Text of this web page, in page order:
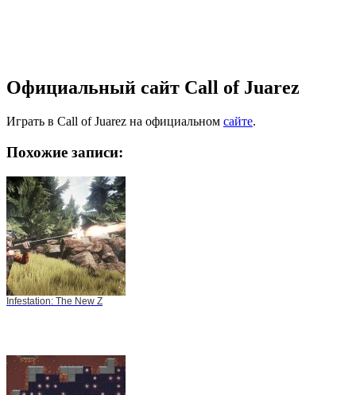
Официальный сайт Call of Juarez
Играть в Call of Juarez на официальном сайте.
Похожие записи:
Infestation: The New Z